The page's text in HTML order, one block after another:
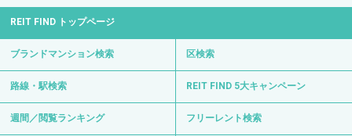
REIT FIND トップページ
ブランドマンション検索 区検索
路線・駅検索 REIT FIND 5大キャンペーン
週間／閲覧ランキング フリーレント検索